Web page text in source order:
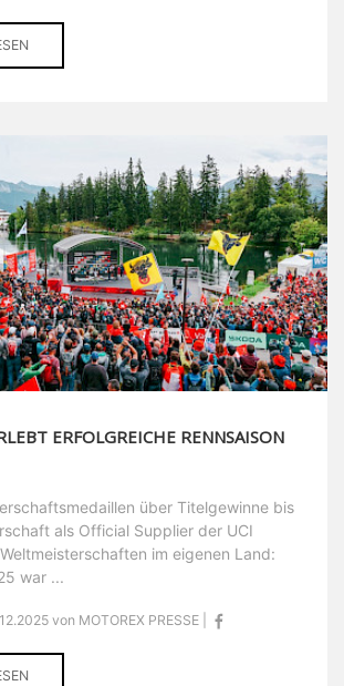
ERFOLGREICHE RENNSAISON
über Titelgewinne bis
als Official Supplier der UCI
im eigenen Land:
war ...
von MOTOREX PRESSE |